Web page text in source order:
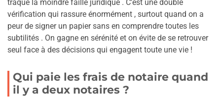
traque la moindre faille juridique . C’est une double
vérification qui rassure énormément , surtout quand on a
peur de signer un papier sans en comprendre toutes les
subtilités . On gagne en sérénité et on évite de se retrouver
seul face à des décisions qui engagent toute une vie !
Qui paie les frais de notaire quand
il y a deux notaires ?